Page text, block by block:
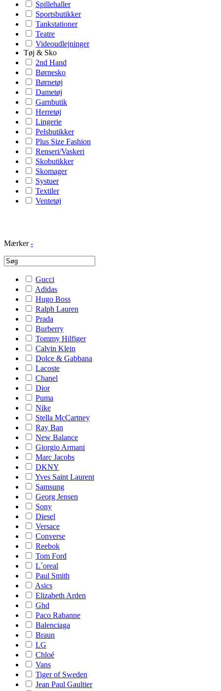
Spillehaller
Sportsbutikker
Tankstationer
Teatre
Videoudlejninger
Tøj & Sko
2nd Hand
Børnesko
Børnetøj
Dametøj
Garnbutik
Herretøj
Lingerie
Pelsbutikker
Plus Size Fashion
Renseri/Vaskeri
Skobutikker
Skomager
Systuer
Textiler
Ventetøj
Mærker -
Gucci
Adidas
Hugo Boss
Ralph Lauren
Prada
Burberry
Tommy Hilfiger
Calvin Klein
Dolce & Gabbana
Lacoste
Chanel
Dior
Puma
Nike
Stella McCartney
Ray Ban
New Balance
Giorgio Armani
Marc Jacobs
DKNY
Yves Saint Laurent
Samsung
Georg Jensen
Sony
Diesel
Versace
Converse
Reebok
Tom Ford
L´oreal
Paul Smith
Asics
Elizabeth Arden
Ghd
Paco Rabanne
Balenciaga
Braun
LG
Chloé
Vans
Tiger of Sweden
Jean Paul Gaultier